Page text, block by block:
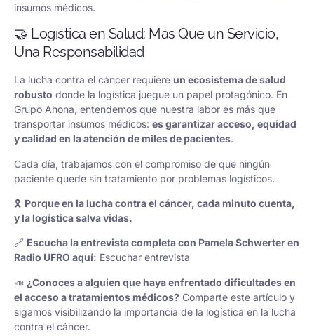
insumos médicos.
🤝 Logística en Salud: Más Que un Servicio,
Una Responsabilidad
La lucha contra el cáncer requiere un ecosistema de salud
robusto donde la logística juegue un papel protagónico. En
Grupo Ahona, entendemos que nuestra labor es más que
transportar insumos médicos: es garantizar acceso, equidad
y calidad en la atención de miles de pacientes.
Cada día, trabajamos con el compromiso de que ningún
paciente quede sin tratamiento por problemas logísticos.
🎗 Porque en la lucha contra el cáncer, cada minuto cuenta,
y la logística salva vidas.
🔗 Escucha la entrevista completa con Pamela Schwerter en
Radio UFRO aquí: Escuchar entrevista
📣 ¿Conoces a alguien que haya enfrentado dificultades en
el acceso a tratamientos médicos? Comparte este artículo y
sigamos visibilizando la importancia de la logística en la lucha
contra el cáncer.